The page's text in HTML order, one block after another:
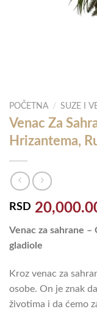
POČETNA / SUZE I
Venac Za
Hrizantema,
RSD
Venac za sahrane
gladiole
Kroz venac za
osobe. On je znak
životima i da ćemo